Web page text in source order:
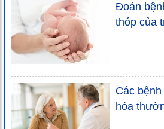
Đoán
thóp của
Các
hóa